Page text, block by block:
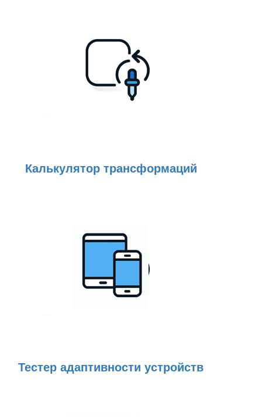
Калькулятор трансформаций
Тестер адаптивности устройств